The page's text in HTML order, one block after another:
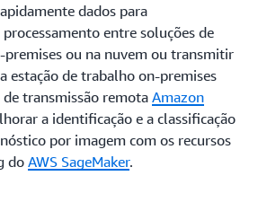
dados para
entre soluções de
ou na nuvem ou transmitir
estação de trabalho on-premises
transmissão remotaAmazon
a identificação e a classificação
por imagem com os recursos
do AWS SageMaker.